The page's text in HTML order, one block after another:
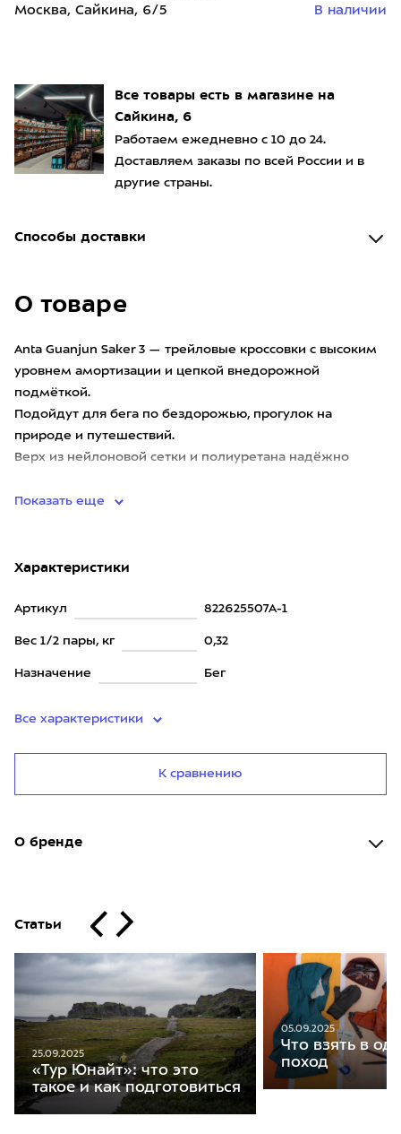
Все товары есть в магазине на
Сайкина, 6
Работаем ежедневно с 10 до 24.
Доставляем заказы по всей России и в
другие страны.
Способы доставки
О товаре
Anta Guanjun Saker 3 — трейловые кроссовки с высоким
уровнем амортизации и цепкой внедорожной
подмёткой.
Подойдут для бега по бездорожью, прогулок на
природе и путешествий.
Верх из нейлоновой сетки и полиуретана надёжно
Показать еще
Характеристики
Артикул 822625507A-1
Вес 1/2 пары, кг 0,32
Назначение Бег
Все характеристики
К сравнению
О бренде
Статьи
25.09.2025
«Тур Юнайт»: что это
такое и как подготовиться
05.09.2025
Что взять в
поход
Москва, Сайкина, 6/5 В наличии